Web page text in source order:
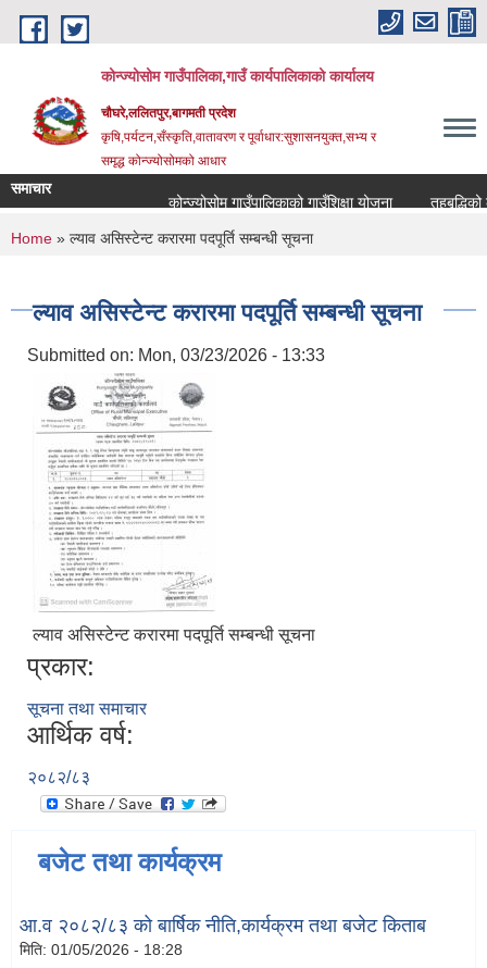
Skip to main content
कोन्ज्योसोम गाउँपालिका,गाउँ कार्यपालिकाको कार्यालय
चौघरे,ललितपुर,बागमती प्रदेश
कृषि,पर्यटन,सँस्कृति,वातावरण र पूर्वाधार:सुशासनयुक्त,सभ्य र
समृद्ध कोन्ज्योसोमको आधार
समाचार
कोन्ज्योसोम गाउँपालिकाको गाउँशिक्षा योजना
तहबृद्धिको
You are here
Home » ल्याव असिस्टेन्ट करारमा पदपूर्ति सम्बन्धी सूचना
ल्याव असिस्टेन्ट करारमा पदपूर्ति सम्बन्धी सूचना
Submitted on: Mon, 03/23/2026 - 13:33
ल्याव असिस्टेन्ट करारमा पदपूर्ति सम्बन्धी सूचना
प्रकार:
सूचना तथा समाचार
आर्थिक वर्ष:
२०८२/८३
बजेट तथा कार्यक्रम
आ.व २०८२/८३ को बार्षिक नीति,कार्यक्रम तथा बजेट किताब
मिति: 01/05/2026 - 18:28